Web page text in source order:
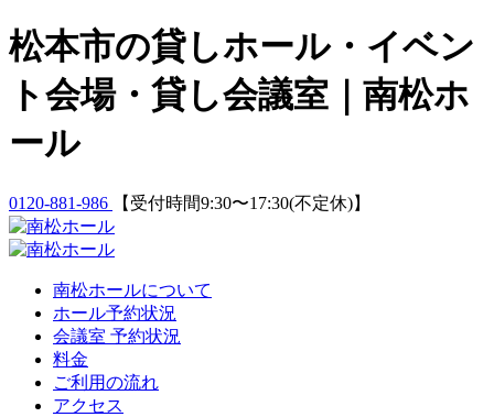
Skip
to
松本市の貸しホール・イベン
ト会場・貸し会議室｜南松ホ
ール
0120-881-986 【受付時間9:30〜17:30(不定休)】
南松ホールについて
ホール予約状況
会議室 予約状況
料金
ご利用の流れ
アクセス